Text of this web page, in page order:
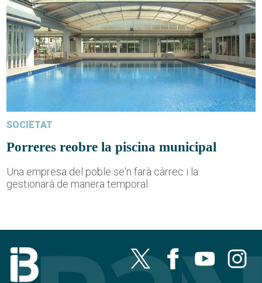
SOCIETAT
Porreres reobre la piscina municipal
Una empresa del poble se'n farà càrrec i la
gestionarà de manera temporal